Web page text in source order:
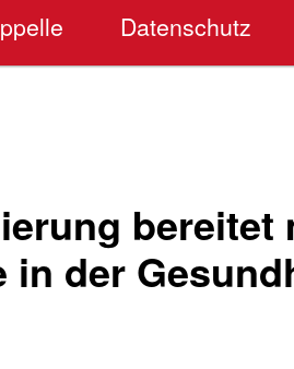
Datenschutz
bereitet
in der